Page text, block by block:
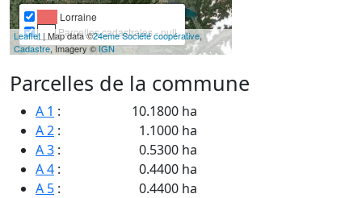
Lorraine
Parcelles cadastrales - null
Leaflet | Map data ©24eme Société coopérative,
Cadastre, Imagery ©IGN
Parcelles de la commune
A 1 :
10.1800 ha
A 2 :
1.1000 ha
A 3 :
0.5300 ha
A 4 :
0.4400 ha
A 5 :
0.4400 ha